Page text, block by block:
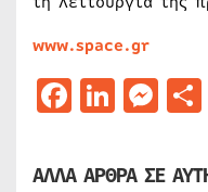
www.space.gr
Facebook
ΑΛΛΑ ΑΡΘΡΑ ΣΕ